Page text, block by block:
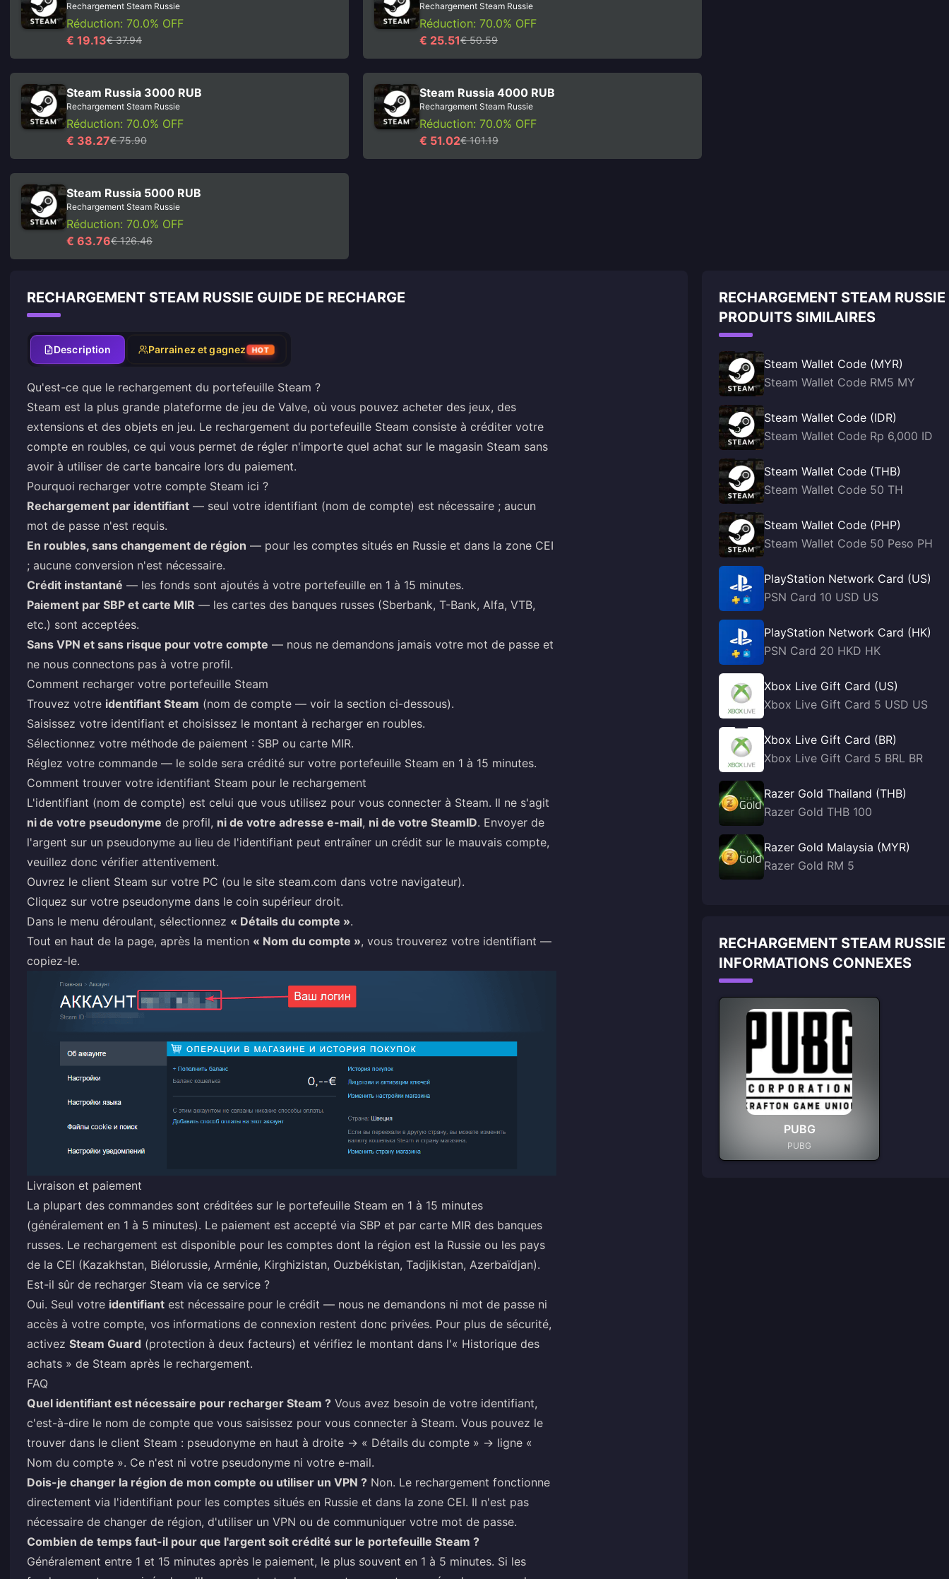
Rechargement Steam Russie
Réduction: 70.0% OFF
€ 19.13€ 37.94
Rechargement Steam Russie
Réduction: 70.0% OFF
€ 25.51€ 50.59
Steam Russia 3000 RUB
Rechargement Steam Russie
Réduction: 70.0% OFF
€ 38.27€ 75.90
Steam Russia 4000 RUB
Rechargement Steam Russie
Réduction: 70.0% OFF
€ 51.02€ 101.19
Steam Russia 5000 RUB
Rechargement Steam Russie
Réduction: 70.0% OFF
€ 63.76€ 126.46
RECHARGEMENT STEAM RUSSIE GUIDE DE RECHARGE
Description Parrainez et gagnez HOT
Qu'est-ce que le rechargement du portefeuille Steam ?
Steam est la plus grande plateforme de jeu de Valve, où vous pouvez acheter des jeux, des
extensions et des objets en jeu. Le rechargement du portefeuille Steam consiste à créditer votre
compte en roubles, ce qui vous permet de régler n'importe quel achat sur le magasin Steam sans
avoir à utiliser de carte bancaire lors du paiement.
Pourquoi recharger votre compte Steam ici ?
Rechargement par identifiant — seul votre identifiant (nom de compte) est nécessaire ; aucun
mot de passe n'est requis.
En roubles, sans changement de région — pour les comptes situés en Russie et dans la zone CEI
; aucune conversion n'est nécessaire.
Crédit instantané — les fonds sont ajoutés à votre portefeuille en 1 à 15 minutes.
Paiement par SBP et carte MIR — les cartes des banques russes (Sberbank, T-Bank, Alfa, VTB,
etc.) sont acceptées.
Sans VPN et sans risque pour votre compte — nous ne demandons jamais votre mot de passe et
ne nous connectons pas à votre profil.
Comment recharger votre portefeuille Steam
Trouvez votre identifiant Steam (nom de compte — voir la section ci-dessous).
Saisissez votre identifiant et choisissez le montant à recharger en roubles.
Sélectionnez votre méthode de paiement : SBP ou carte MIR.
Réglez votre commande — le solde sera crédité sur votre portefeuille Steam en 1 à 15 minutes.
Comment trouver votre identifiant Steam pour le rechargement
L'identifiant (nom de compte) est celui que vous utilisez pour vous connecter à Steam. Il ne s'agit
ni de votre pseudonyme de profil, ni de votre adresse e-mail, ni de votre SteamID. Envoyer de
l'argent sur un pseudonyme au lieu de l'identifiant peut entraîner un crédit sur le mauvais compte,
veuillez donc vérifier attentivement.
Ouvrez le client Steam sur votre PC (ou le site steam.com dans votre navigateur).
Cliquez sur votre pseudonyme dans le coin supérieur droit.
Dans le menu déroulant, sélectionnez « Détails du compte ».
Tout en haut de la page, après la mention « Nom du compte », vous trouverez votre identifiant —
copiez-le.
Livraison et paiement
La plupart des commandes sont créditées sur le portefeuille Steam en 1 à 15 minutes
(généralement en 1 à 5 minutes). Le paiement est accepté via SBP et par carte MIR des banques
russes. Le rechargement est disponible pour les comptes dont la région est la Russie ou les pays
de la CEI (Kazakhstan, Biélorussie, Arménie, Kirghizistan, Ouzbékistan, Tadjikistan, Azerbaïdjan).
Est-il sûr de recharger Steam via ce service ?
Oui. Seul votre identifiant est nécessaire pour le crédit — nous ne demandons ni mot de passe ni
accès à votre compte, vos informations de connexion restent donc privées. Pour plus de sécurité,
activez Steam Guard (protection à deux facteurs) et vérifiez le montant dans l'« Historique des
achats » de Steam après le rechargement.
FAQ
Quel identifiant est nécessaire pour recharger Steam ? Vous avez besoin de votre identifiant,
c'est-à-dire le nom de compte que vous saisissez pour vous connecter à Steam. Vous pouvez le
trouver dans le client Steam : pseudonyme en haut à droite → « Détails du compte » → ligne «
Nom du compte ». Ce n'est ni votre pseudonyme ni votre e-mail.
Dois-je changer la région de mon compte ou utiliser un VPN ? Non. Le rechargement fonctionne
directement via l'identifiant pour les comptes situés en Russie et dans la zone CEI. Il n'est pas
nécessaire de changer de région, d'utiliser un VPN ou de communiquer votre mot de passe.
Combien de temps faut-il pour que l'argent soit crédité sur le portefeuille Steam ?
Généralement entre 1 et 15 minutes après le paiement, le plus souvent en 1 à 5 minutes. Si les
RECHARGEMENT STEAM RUSSIE
PRODUITS SIMILAIRES
Steam Wallet Code (MYR)
Steam Wallet Code RM5 MY
Steam Wallet Code (IDR)
Steam Wallet Code Rp 6,000 ID
Steam Wallet Code (THB)
Steam Wallet Code 50 TH
Steam Wallet Code (PHP)
Steam Wallet Code 50 Peso PH
PlayStation Network Card (US)
PSN Card 10 USD US
PlayStation Network Card (HK)
PSN Card 20 HKD HK
Xbox Live Gift Card (US)
Xbox Live Gift Card 5 USD US
Xbox Live Gift Card (BR)
Xbox Live Gift Card 5 BRL BR
Razer Gold Thailand (THB)
Razer Gold THB 100
Razer Gold Malaysia (MYR)
Razer Gold RM 5
RECHARGEMENT STEAM RUSSIE
INFORMATIONS CONNEXES
PUBG
PUBG